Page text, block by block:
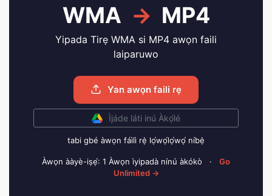
WMA → MP4
Yipada Tirẹ WMA si MP4 awọn faili
laiparuwo
Yan awọn faili rẹ
Ìjáde láti inú Àkọ́lé
tabi gbé àwọn fáìlì rẹ̀ lọ́wọ́lọ́wọ́ níbẹ̀
Àwọn ààyè-iṣẹ́: 1 Àwọn ìyipadà nínú àkókò ·
Go
Unlimited →